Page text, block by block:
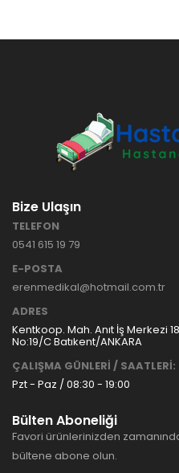
Bize Ulaşın
TELEFON
0541 615 19 79
E-POSTA
erenmedikal@hotmail.com.tr
ADRES
Kentkoop. Mah. Anıt İş Merkezi
No:19/C Batıkent/ANKARA
ÇALIŞMA GÜNLERİ / SAATLERİ:
Pzt - Paz / 08:30 - 19:00
Bülten Aboneliği
Favori ürünlerinizden
bültene abone olun.